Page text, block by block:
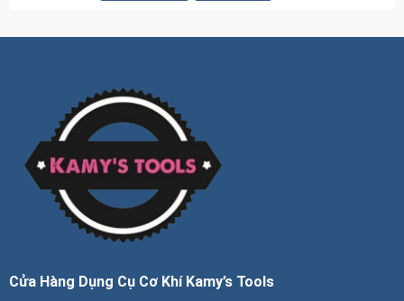
Cửa Hàng Dụng Cụ Cơ Khí Kamy’s Tools